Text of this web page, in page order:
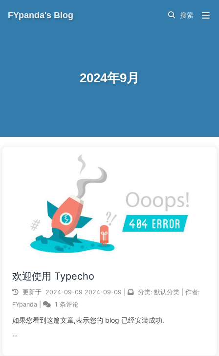
2024年9月
FYpanda's Blog
欢迎使用 Typecho
更新于 2024-09-09 2024-09-09 分类: 默认分类
作者:
FYpanda
1 条评论
如果您看到这篇文章,表示您的 blog 已经安装成功.